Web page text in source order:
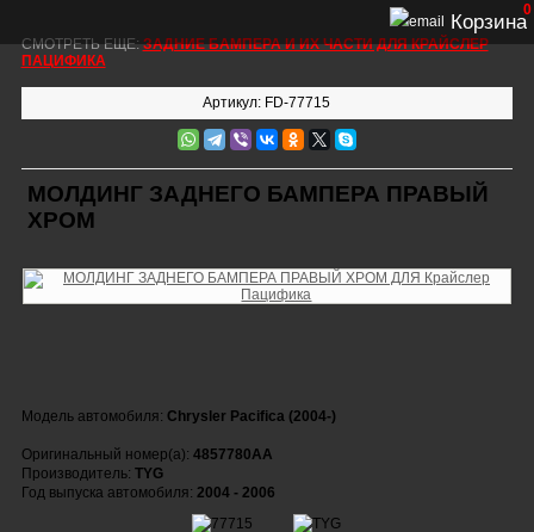
СМОТРЕТЬ ЕЩЕ:ЗАДНИЕ БАМПЕРА И ИХ ЧАСТИ ДЛЯ КРАЙСЛЕР
ПАЦИФИКА
Артикул: FD-77715
МОЛДИНГ ЗАДНЕГО БАМПЕРА ПРАВЫЙ
ХРОМ
Модель автомобиля: Chrysler Pacifica (2004-)
Оригинальный номер(а): 4857780AA
Производитель: TYG
Год выпуска автомобиля: 2004 - 2006
Корзина
0